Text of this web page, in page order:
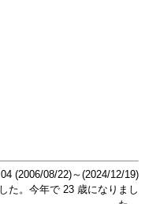
(2006/08/22)～(2024/12/19)
た。今年で 23 歳になりまし